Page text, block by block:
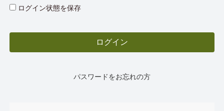
ログイン状態を保存
パスワードをお忘れの方